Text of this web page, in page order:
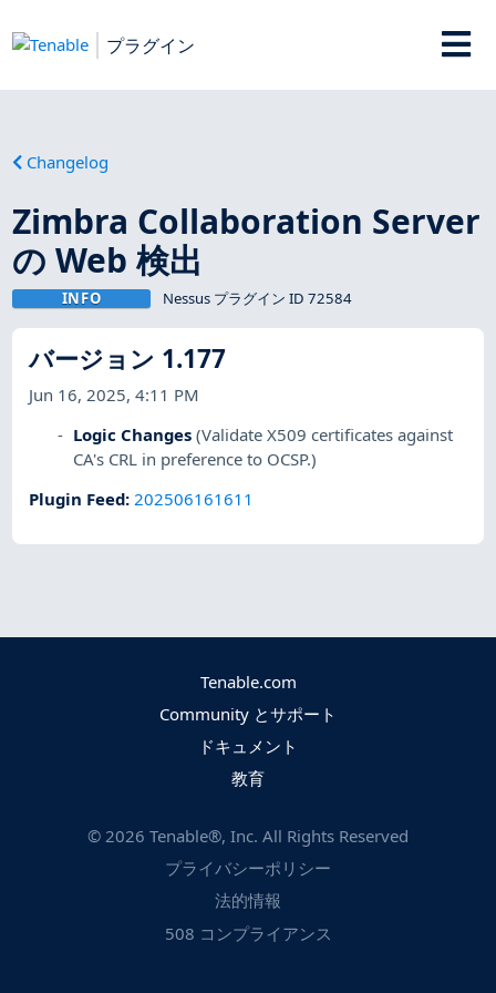
プラグイン
Changelog
Zimbra Collaboration Server
の Web 検出
INFO Nessus プラグイン ID 72584
バージョン 1.177
Jun 16, 2025, 4:11 PM
Logic Changes (Validate X509 certificates against
CA's CRL in preference to OCSP.)
Plugin Feed:202506161611
Tenable.com
Community とサポート
ドキュメント
教育
© 2026 Tenable®, Inc. All Rights Reserved
プライバシーポリシー
法的情報
508 コンプライアンス